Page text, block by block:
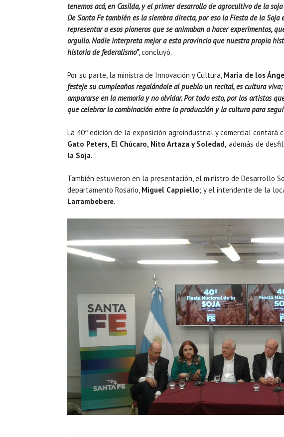
tenemos acá, en Casilda, y el primer desarrollo de agrocultivo de la
De Santa Fe también es la siembra directa, por eso la Fiesta de la Soja
representar a esos pioneros que se animaban a hacer experimentos,
orgullo. Nadie interpreta mejor a esta provincia que nuestra propia
historia de federalismo”, concluyó.
Por su parte, la ministra de Innovación y Cultura, María de los
festeje su cumpleaños regalándole al pueblo un recital, es cultura
ampararse en la memoria y no olvidar. Por todo esto, por los artistas
que celebrar la combinación entre la producción y la cultura para
La 40ª edición de la exposición agroindustrial y comercial contará
Gato Peters, El Chúcaro, Nito Artaza y Soledad, además de
la Soja.
También estuvieron en la presentación, el ministro de Desarrollo
departamento Rosario, Miguel Cappiello; y el intendente de la
Larrambebere.